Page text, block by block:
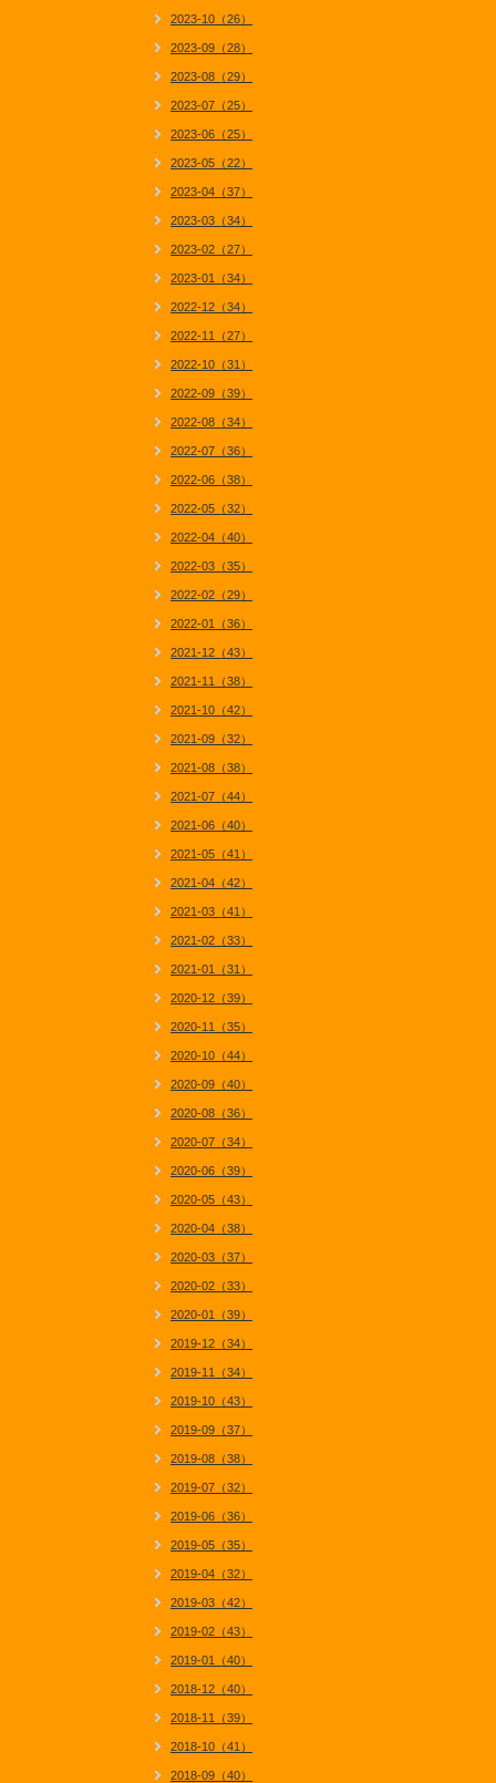
2023-10（26）
2023-09（28）
2023-08（29）
2023-07（25）
2023-06（25）
2023-05（22）
2023-04（37）
2023-03（34）
2023-02（27）
2023-01（34）
2022-12（34）
2022-11（27）
2022-10（31）
2022-09（39）
2022-08（34）
2022-07（36）
2022-06（38）
2022-05（32）
2022-04（40）
2022-03（35）
2022-02（29）
2022-01（36）
2021-12（43）
2021-11（38）
2021-10（42）
2021-09（32）
2021-08（38）
2021-07（44）
2021-06（40）
2021-05（41）
2021-04（42）
2021-03（41）
2021-02（33）
2021-01（31）
2020-12（39）
2020-11（35）
2020-10（44）
2020-09（40）
2020-08（36）
2020-07（34）
2020-06（39）
2020-05（43）
2020-04（38）
2020-03（37）
2020-02（33）
2020-01（39）
2019-12（34）
2019-11（34）
2019-10（43）
2019-09（37）
2019-08（38）
2019-07（32）
2019-06（36）
2019-05（35）
2019-04（32）
2019-03（42）
2019-02（43）
2019-01（40）
2018-12（40）
2018-11（39）
2018-10（41）
2018-09（40）